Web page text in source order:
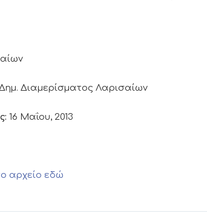
Διαμερίσματος Λαρισαίων
16 Μαΐου, 2013
αρχείο εδώ